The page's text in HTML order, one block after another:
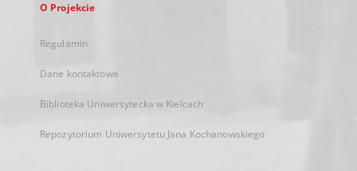
O Projekcie
Regulamin
Dane kontaktowe
Biblioteka Uniwersytecka w Kielcach
Repozytorium Uniwersytetu Jana Kochanowskiego